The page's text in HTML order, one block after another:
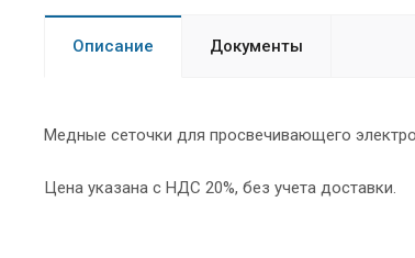
Описание Документы
Медные сеточки для просвечивающего
Цена указана с НДС 20%, без учета доставки.